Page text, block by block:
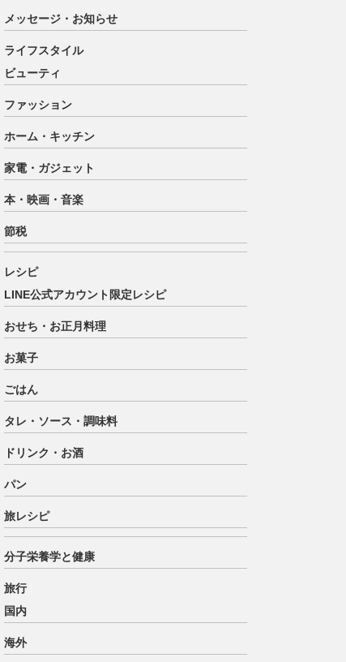
メッセージ・お知らせ
ライフスタイル
ビューティ
ファッション
ホーム・キッチン
家電・ガジェット
本・映画・音楽
節税
レシピ
LINE公式アカウント限定レシピ
おせち・お正月料理
お菓子
ごはん
タレ・ソース・調味料
ドリンク・お酒
パン
旅レシピ
分子栄養学と健康
旅行
国内
海外